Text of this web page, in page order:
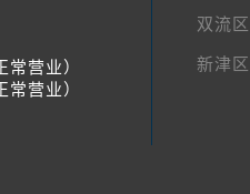
营业）
营业）
双流区
新津区